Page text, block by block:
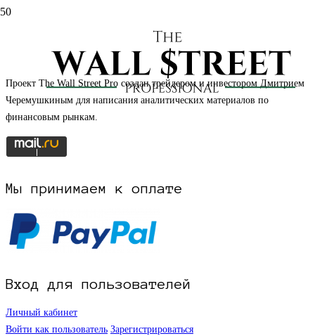
НАЧАТЬ РЕГИСТРАЦИЮ НА САЙТЕ
Проект The Wall Street Pro создан трейдером и инвестором Дмитрием
Черемушкиным для написания аналитических материалов по
финансовым рынкам.
Мы принимаем к оплате
Вход для пользователей
Личный кабинет
Войти как пользователь Зарегистрироваться